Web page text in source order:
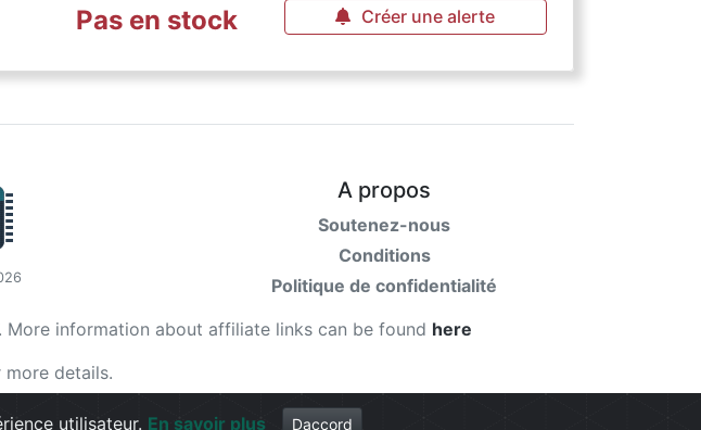
Pas en stock
Créer une alerte
A propos
Soutenez-nous
Conditions
Politique de confidentialité
More information about affiliate links can be found here
more details.
utilisateur. En savoir plus Daccord